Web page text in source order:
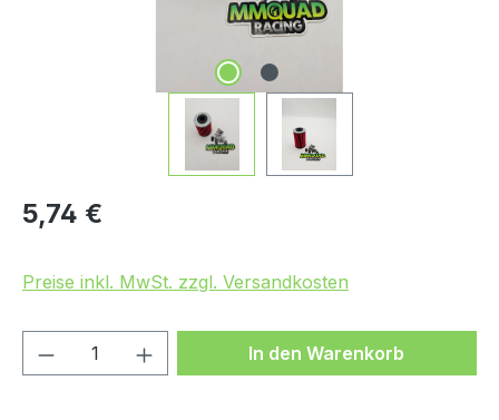
Regulärer Preis:
5,74 €
Preise inkl. MwSt. zzgl. Versandkosten
Produkt Anzahl: Gib denIn den Warenkorb